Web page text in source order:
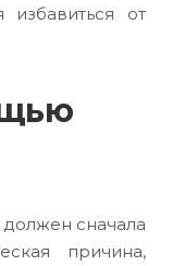
от
сначала
причина,